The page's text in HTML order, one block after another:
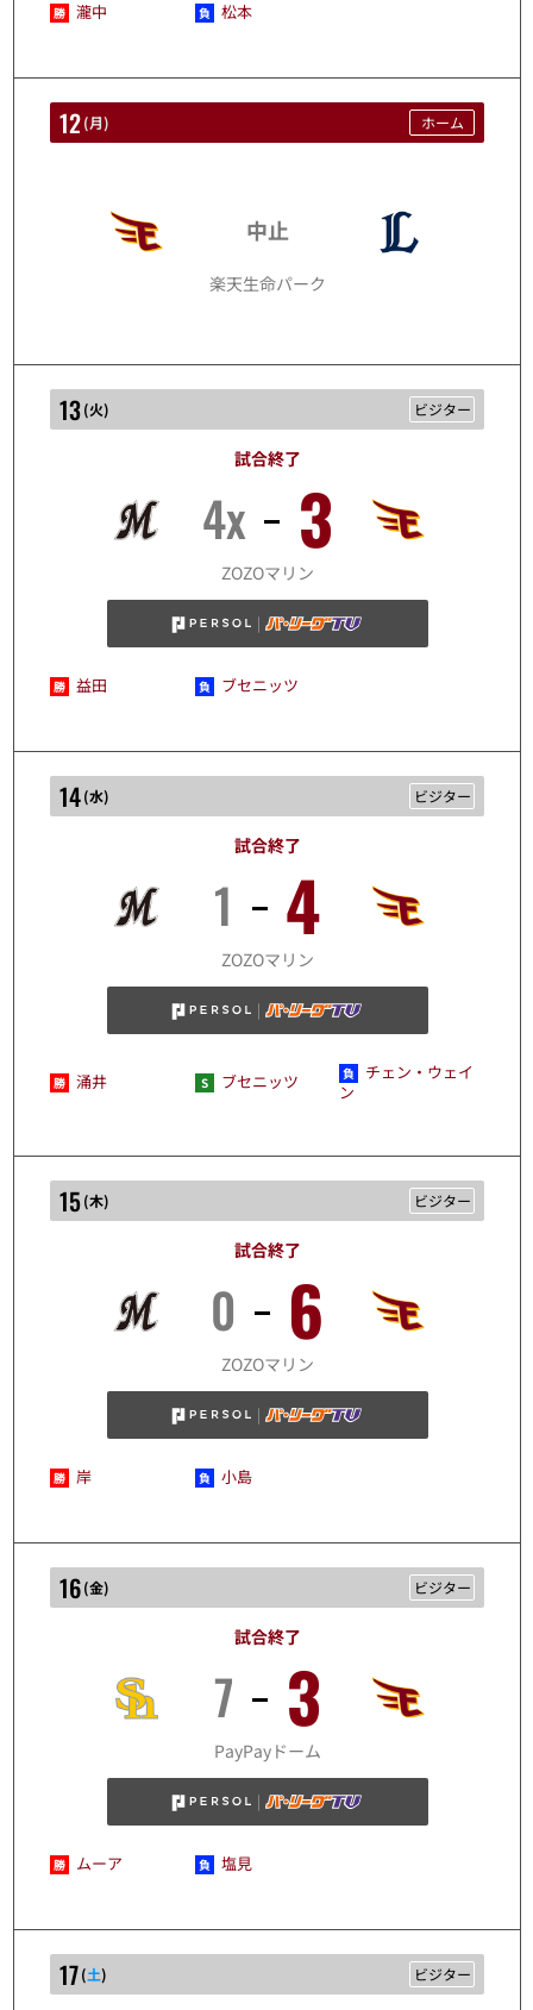
瀧中 松本
10/12
12(月) ホーム
中止
楽天生命パーク
10/13
13(火) ビジター
試合終了
4x 3
ZOZOマリン
益田 ブセニッツ
10/14
14(水) ビジター
試合終了
1 4
ZOZOマリン
涌井 ブセニッツ
チェン・ウェイ
ン
10/15
15(木) ビジター
試合終了
0 6
ZOZOマリン
岸 小島
10/16
16(金) ビジター
試合終了
7 3
PayPayドーム
ムーア 塩見
17(土) ビジター